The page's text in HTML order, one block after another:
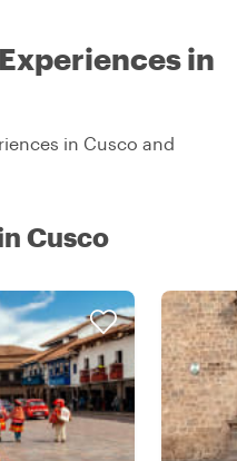
in
in Cusco and
Cusco